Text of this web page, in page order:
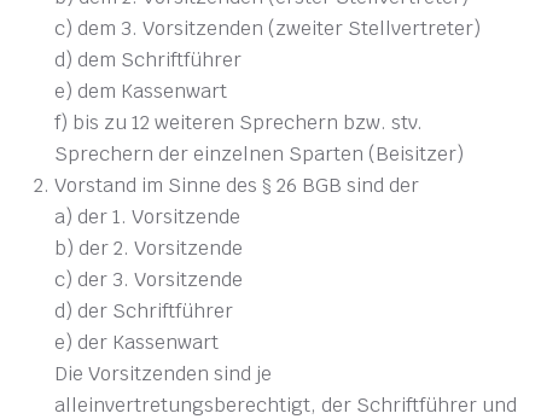
c) dem 3. Vorsitzenden (zweiter Stellvertreter)
d) dem Schriftführer
e) dem Kassenwart
f) bis zu 12 weiteren Sprechern bzw. stv.
Sprechern der einzelnen Sparten (Beisitzer)
Vorstand im Sinne des § 26 BGB sind der
a) der 1. Vorsitzende
b) der 2. Vorsitzende
c) der 3. Vorsitzende
d) der Schriftführer
e) der Kassenwart
Die Vorsitzenden sind je
alleinvertretungsberechtigt, der Schriftführer und